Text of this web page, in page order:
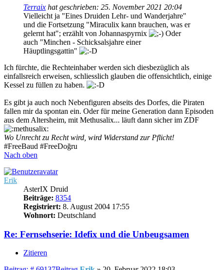
Terraix hat geschrieben: 25. November 2021 20:04
Vielleicht ja "Eines Druiden Lehr- und Wanderjahre"
und die Fortsetzung "Miraculix kann brauchen, was er
gelernt hat"; erzählt von Johannaspyrnix
Oder
auch "Minchen - Schicksalsjahre einer
Häuptlingsgattin"
Ich fürchte, die Rechteinhaber werden sich diesbezüglich als
einfallsreich erweisen, schliesslich glauben die offensichtlich, einige
Kessel zu füllen zu haben.
Es gibt ja auch noch Nebenfiguren abseits des Dorfes, die Piraten
fallen mir da spontan ein. Oder für meine Generation dann Episoden
aus dem Altersheim, mit Methusalix... läuft dann sicher im ZDF
Wo Unrecht zu Recht wird, wird Widerstand zur Pflicht!
#FreeBaud #FreeDoğru
Nach oben
Erik
AsterIX Druid
Beiträge: 8354
Registriert: 8. August 2004 17:55
Wohnort: Deutschland
Re: Fernsehserie: Idefix und die Unbeugsamen
Zitieren